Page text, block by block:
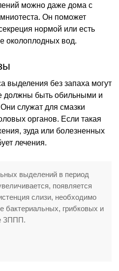
можно даже дома с
Он поможет
нормой или есть
околоплодных вод.
выделения без запаха могут
должны быть обильными и
служат для смазки
органов. Если такая
зуда или болезненных
лечения.
выделений в период
появляется
слизи, необходимо
бактериальных, грибковых и
ЗППП.